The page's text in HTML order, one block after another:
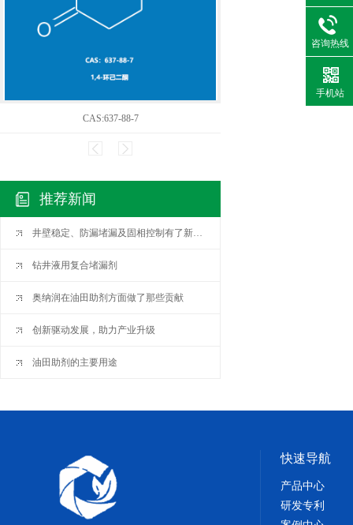
CAS:637-88-7
推荐新闻
井壁稳定、防漏堵漏及固相控制有了新认识
钻井液用复合堵漏剂
奥纳润在油田助剂方面做了那些贡献
创新驱动发展，助力产业升级
油田助剂的主要用途
快速导航
产品中心
研发专利
咨询热线
手机站